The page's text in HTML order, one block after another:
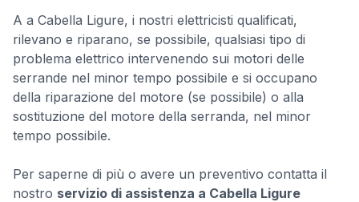
A a Cabella Ligure, i nostri elettricisti qualificati,
rilevano e riparano, se possibile, qualsiasi tipo di
problema elettrico intervenendo sui motori delle
serrande nel minor tempo possibile e si occupano
della riparazione del motore (se possibile) o alla
sostituzione del motore della serranda, nel minor
tempo possibile.
Per saperne di più o avere un preventivo contatta il
nostro servizio di assistenza a Cabella Ligure